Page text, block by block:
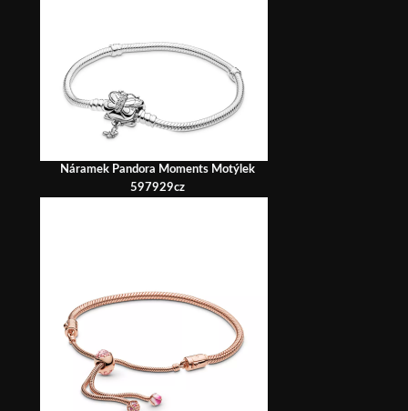
Náramek Pandora Moments Motýlek
597929cz